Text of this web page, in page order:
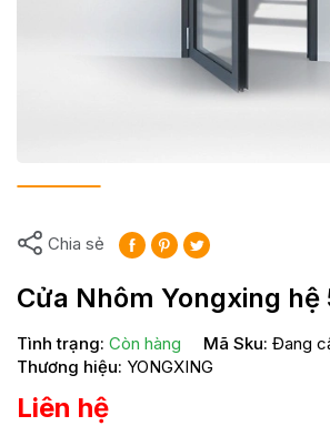
Chia sẻ
Cửa Nhôm Yongxing hệ
Tình trạng: Còn hàng Mã Sku: Đang
Thương hiệu: YONGXING
Liên hệ